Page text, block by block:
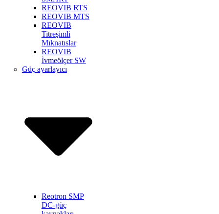
REOVIB RTS
REOVIB MTS
REOVIB
Titreşimli
Mıknatıslar
REOVIB
İvmeölçer SW
Güç ayarlayıcı
Reotron SMP
DC-güç